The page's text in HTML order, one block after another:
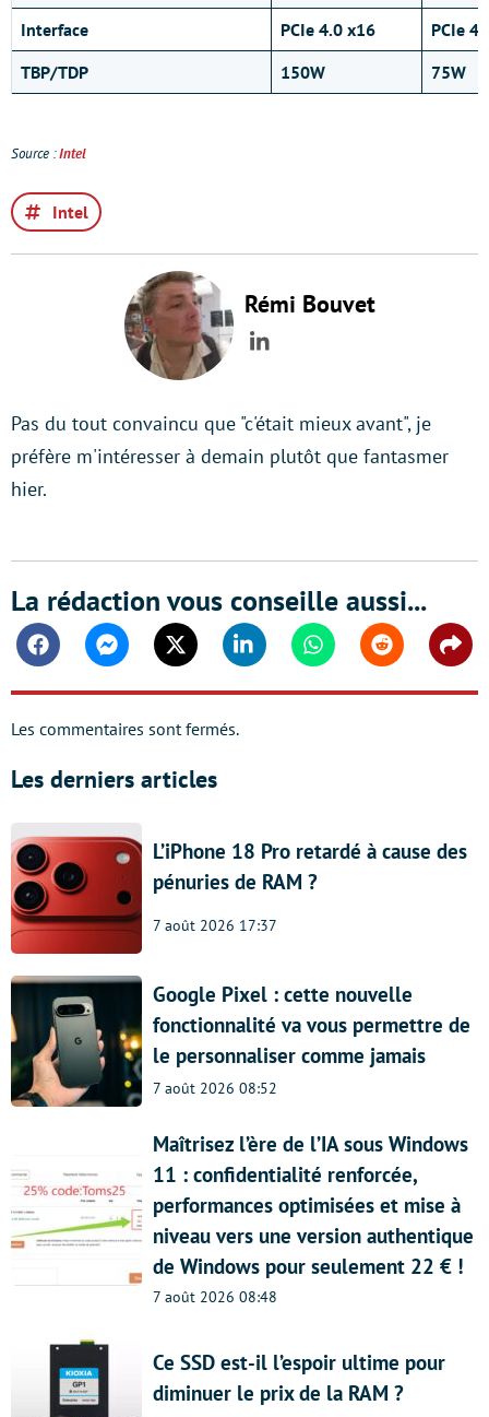
Interface PCIe 4.0 x16
PCIe
TBP/TDP
150W 75W
Source :Intel
Intel
Rémi Bouvet
LinkedIn
Pas du tout convaincu que "c'était mieux avant", je
préfère m'intéresser à demain plutôt que fantasmer
hier.
La rédaction vous conseille aussi...
FacebookMessengerTwitter Linkedin WhatsappReddit
Les commentaires sont fermés.
Les derniers articles
L’iPhone 18 Pro retardé à cause des
pénuries de RAM ?
7 août 2026 17:37
Google Pixel : cette nouvelle
fonctionnalité va vous permettre de
le personnaliser comme jamais
7 août 2026 08:52
Maîtrisez l’ère de l’IA sous Windows
11 : confidentialité renforcée,
performances optimisées et mise à
niveau vers une version authentique
de Windows pour seulement 22 € !
7 août 2026 08:48
Ce SSD est-il l’espoir ultime pour
diminuer le prix de la RAM ?